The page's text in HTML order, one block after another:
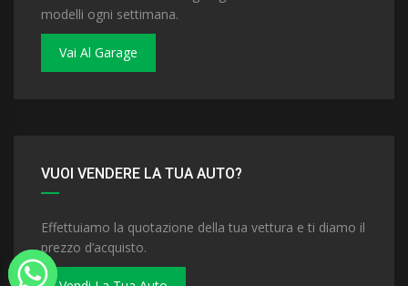
modelli ogni settimana.
Vai Al Garage
VUOI VENDERE LA TUA AUTO?
Effettuiamo la quotazione della tua vettura e ti diamo il
prezzo d’acquisto.